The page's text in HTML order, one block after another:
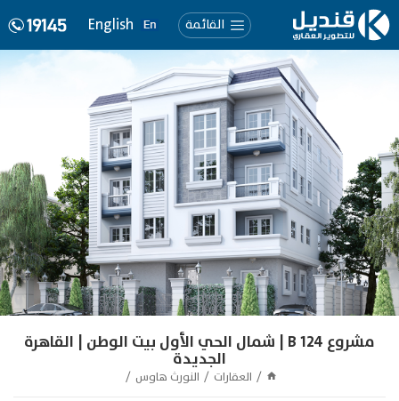
القائمة English
مشروع 124 B | شمال الحي الأول بيت الوطن | القاهرة
الجديدة
العقارات النورث هاوس